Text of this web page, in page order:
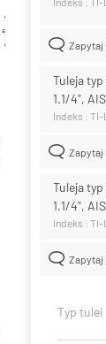
Zapytaj
Tuleja
1.1/4",
Indeks :
Zapytaj
Tuleja
1.1/4",
Indeks :
Zapytaj
Typ tulei